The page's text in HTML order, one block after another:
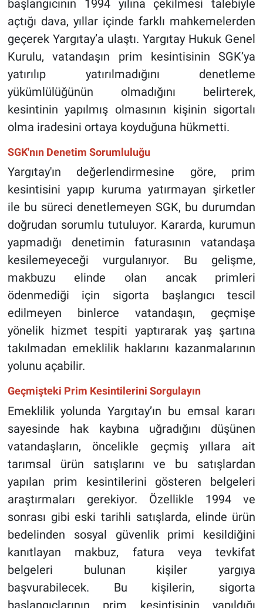
başlangıcının 1994 yılına çekilmesi talebiyle
açtığı dava, yıllar içinde farklı mahkemelerden
geçerek Yargıtay’a ulaştı. Yargıtay Hukuk Genel
Kurulu, vatandaşın prim kesintisinin SGK’ya
yatırılıp yatırılmadığını denetleme
yükümlülüğünün olmadığını belirterek,
kesintinin yapılmış olmasının kişinin sigortalı
olma iradesini ortaya koyduğuna hükmetti.
SGK'nın Denetim Sorumluluğu
Yargıtay'ın değerlendirmesine göre, prim
kesintisini yapıp kuruma yatırmayan şirketler
ile bu süreci denetlemeyen SGK, bu durumdan
doğrudan sorumlu tutuluyor. Kararda, kurumun
yapmadığı denetimin faturasının vatandaşa
kesilemeyeceği vurgulanıyor. Bu gelişme,
makbuzu elinde olan ancak primleri
ödenmediği için sigorta başlangıcı tescil
edilmeyen binlerce vatandaşın, geçmişe
yönelik hizmet tespiti yaptırarak yaş şartına
takılmadan emeklilik haklarını kazanmalarının
yolunu açabilir.
Geçmişteki Prim Kesintilerini Sorgulayın
Emeklilik yolunda Yargıtay’ın bu emsal kararı
sayesinde hak kaybına uğradığını düşünen
vatandaşların, öncelikle geçmiş yıllara ait
tarımsal ürün satışlarını ve bu satışlardan
yapılan prim kesintilerini gösteren belgeleri
araştırmaları gerekiyor. Özellikle 1994 ve
sonrası gibi eski tarihli satışlarda, elinde ürün
bedelinden sosyal güvenlik primi kesildiğini
kanıtlayan makbuz, fatura veya tevkifat
belgeleri bulunan kişiler yargıya
başvurabilecek. Bu kişilerin, sigorta
başlangıçlarının prim kesintisinin yapıldığı